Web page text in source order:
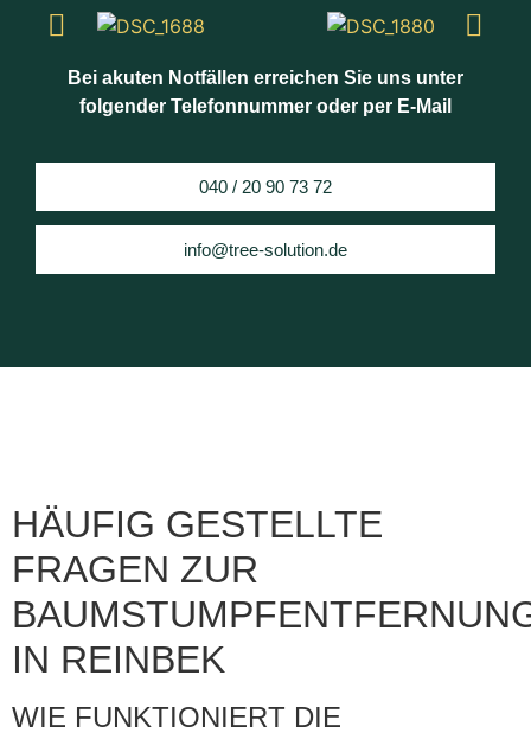
Bei akuten Notfällen erreichen Sie uns unter
folgender Telefonnummer oder per E-Mail
040 / 20 90 73 72
info@tree-solution.de
HÄUFIG GESTELLTE
FRAGEN ZUR
IN REINBEK
WIE FUNKTIONIERT DIE